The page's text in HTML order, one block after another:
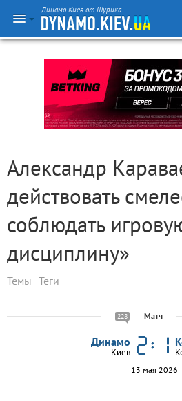
Динамо Киев от Шурика
Александр
действовать
соблюдать
дисциплину»
Темы Теги
228 Матч
Динамо
Киев
13 мая 2026